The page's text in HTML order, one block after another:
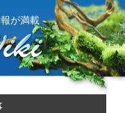
が満載